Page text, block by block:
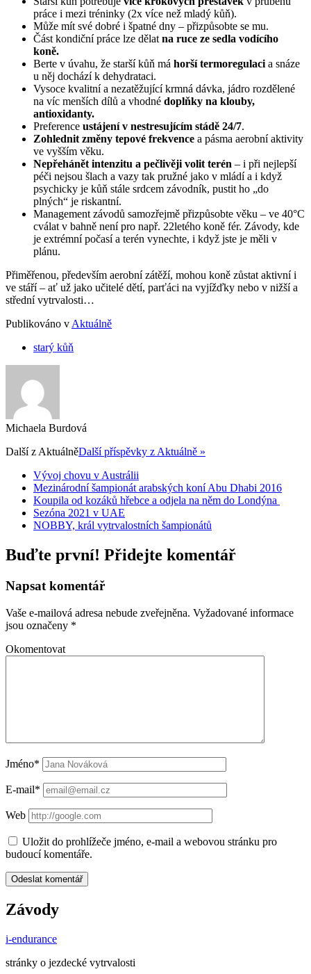
práce i mezi tréninky (2x více než mladý kůň).
Může mít své dobré i špatné dny – přizpůsobte se mu.
Část kondiční práce lze dělat na ruce ze sedla vodícího
koně.
Berte v úvahu, že starší kůň má horší termoregulaci a snáze
u něj dochází k dehydrataci.
Vysoce kvalitní a nezatěžující krmná dávka, jádro rozdělené
na víc menších dílů a vhodné doplňky na klouby,
antioxidanty.
Preference ustájení v nestresujícím stádě 24/7.
Zohlednit změny tepové frekvence a pásma aerobní aktivity
ve vyšším věku.
Nepřehánět intenzitu a pečlivěji volit terén – i při nejlepší
péči nejsou šlach a vazy tak pružné jako v mládí a i když
psychicky je kůň stále srdcem závodník, pustit ho „do
plných“ je riskantní.
Management závodů samozřejmě přizpůsobte věku – ve 40°C
cválat v bahně není pro např. 22letého koně fér. Závody, kde
je extrémní počasí a terén vynechte, i když jste je měli v
plánu.
Přiměřenou, především aerobní zátěží, mohou koně zůstat aktivní i
ve stáří – ať už jako učitelé dětí, parťáci na vyjížďky nebo v nižší a
střední vytrvalosti…
Publikováno v Aktuálně
starý kůň
Michaela Burdová
Další z AktuálněDalší příspěvky z Aktuálně »
Vývoj chovu v Austrálii
Mezinárodní šampionát arabských koní Abu Dhabi 2016
Koupila od kozáků hřebce a odjela na něm do Londýna
Sezóna 2021 v UAE
NOBBY, král vytrvalostních šampionátů
Buďte první! Přidejte komentář
Napsat komentář
Vaše e-mailová adresa nebude zveřejněna. Vyžadované informace
jsou označeny *
Okomentovat
Jméno*
E-mail*
Web
Uložit do prohlížeče jméno, e-mail a webovou stránku pro
budoucí komentáře.
Závody
i-endurance
stránky o jezdecké vytrvalosti